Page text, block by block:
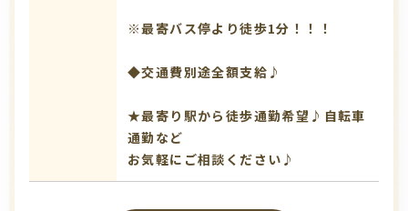
※最寄バス停より徒歩1分！！！
◆交通費別途全額支給♪
★最寄り駅から徒歩通勤希望♪自転車
通勤など
お気軽にご相談ください♪